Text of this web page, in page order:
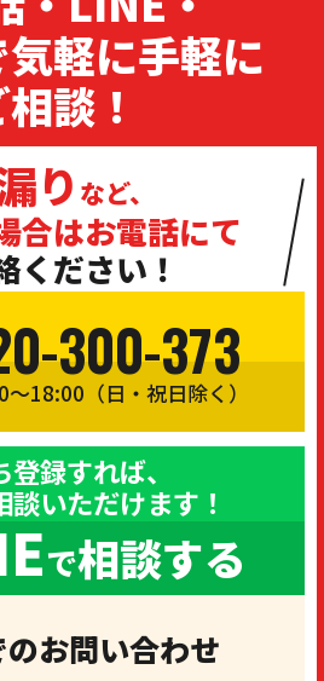
軽に手軽に
談！
り など、
合はお電話にて
ください！
300-373
18:00（日・祝日除く）
登録すれば、
談いただけます！
で相談する
お問い合わせ